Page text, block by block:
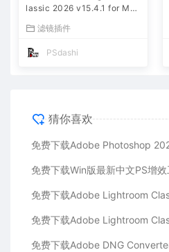
lassic 2026 v15.4.1 for Mac
安装包摄影后期照片图片编辑
滤镜插件
PSdashi
猜你喜欢